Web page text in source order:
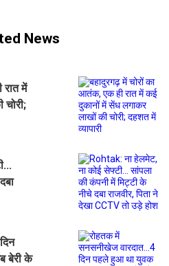
News
रात में
बेरी के